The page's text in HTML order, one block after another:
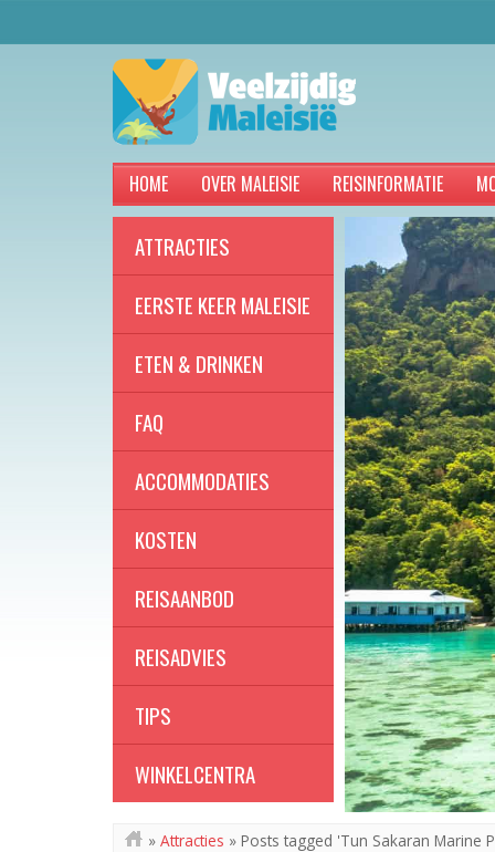
HOME OVER MALEISIE REISINFORMATIE
ATTRACTIES
EERSTE KEER MALEISIE
ETEN & DRINKEN
FAQ
ACCOMMODATIES
KOSTEN
REISAANBOD
REISADVIES
TIPS
WINKELCENTRA
» Attracties » Posts tagged 'Tun Sakaran Marine